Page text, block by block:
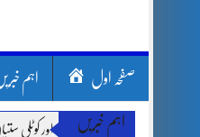
صفحہ اول اہم
اہم خبریں
بارشیں، لینڈ سلائیڈنگ اور کوٹلی ستیاں کے